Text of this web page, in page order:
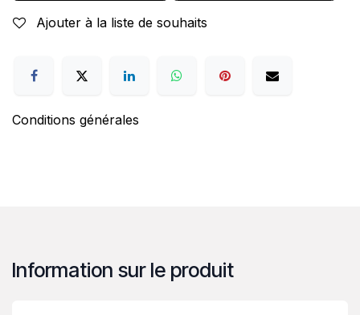
Ajouter à la liste de souhaits
Conditions générales
Information sur le produit